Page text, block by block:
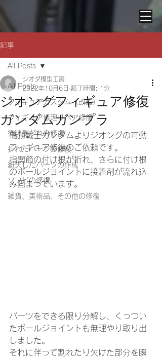
記事
All Posts
フィギュアカスタム（改造）
フィギュア修理リペア修復
塗装剥がれの修復
折れたパーツの修復
紛失したパーツの作成
ソフビの修復
雑貨、美術品、その他の修復
All Posts
ジオングフィギュア修復
ガンダムガンプラ
シオダ模型工房
2022年10月6日 読了時間: 1分
機動戦士ガンダムよりジオングの可動
フィギュア修復のご依頼です。
指関節の付け根が折れ、さらに付け根
のボールジョイントに接着剤が流れ込
み固まっています。
パーツをできる限り分解し、くっつい
たボールジョイントも無理やり取り出
しました。
それに伴って割れたり欠けた部分を瞬